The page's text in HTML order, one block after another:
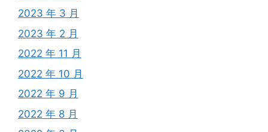
2023 年 3 月
2023 年 2 月
2022 年 11 月
2022 年 10 月
2022 年 9 月
2022 年 8 月